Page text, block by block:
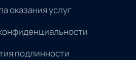
оказания услуг
подлинности